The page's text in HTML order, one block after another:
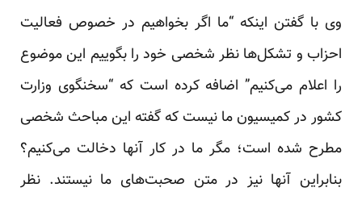
وی با گفتن اینکه “ما اگر بخواهیم در خصوص فعالیت
احزاب و تشکل‌ها نظر شخصی خود را بگوییم این موضوع
را اعلام می‌کنیم” اضافه کرده است که “سخنگوی وزارت
کشور در کمیسیون ما نیست که گفته این مباحث شخصی
مطرح شده است؛ مگر ما در کار آنها دخالت می‌کنیم؟
بنابراین آنها نیز در متن صحبت‌های ما نیستند. نظر